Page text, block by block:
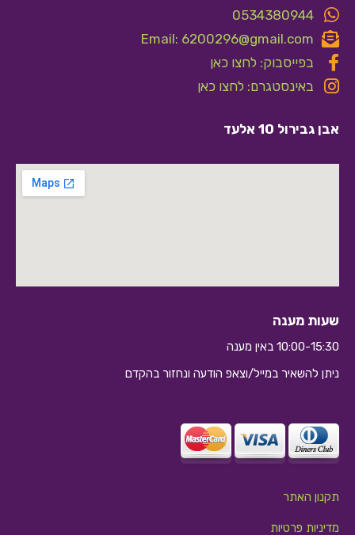
0534380944
Email: 6200296@gmail.com
בפייסבוק: לחצו כאן
באינסטגרם: לחצו כאן
אבן גבירול 10 אלעד
שעות מענה
10:00-15:30 באין מענה
ניתן להשאיר במייל/וצאפ הודעה ונחזור בהקדם
תקנון האתר
מדיניות פרטיות